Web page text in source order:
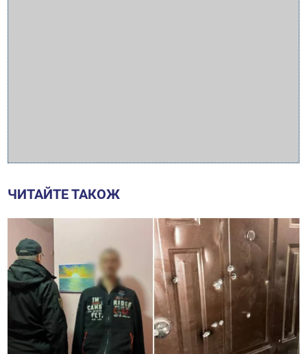
ЧИТАЙТЕ ТАКОЖ